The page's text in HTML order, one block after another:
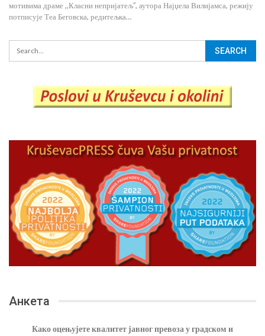
мотивима драме ,,Класни непријатељ”, аутора Најџела Вилијамса, режију
потписује Теа Беговска, редитељка…
Анкета
Како оцењујете квалитет јавног превоза у градском и